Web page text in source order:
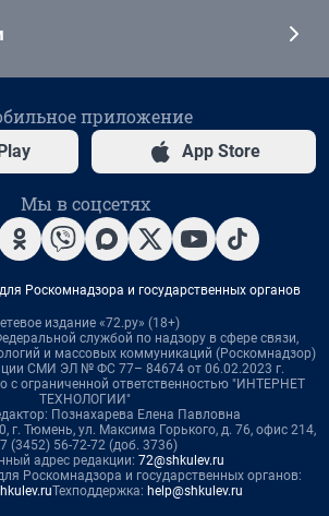
приложение
App Store
Мы в соцсетях
Роскомнадзора и государственных органов
издание «72.ру» (18+)
службой по надзору в сфере связи,
и массовых коммуникаций (Роскомнадзор)
СМИ ЭЛ № ФС 77– 84674 от 06.02.2023 г.
с ограниченной ответственностью "ИНТЕРНЕТ
ТЕХНОЛОГИИ"
Познахарева Елена Павловна
г. Тюмень, ул. Максима Горького, д. 76, офис 214,
(3452) 56-72-72 (доб. 3736)
адрес редакции: 72@shkulev.ru
Роскомнадзора и государственных органов:
Техподдержка: help@shkulev.ru